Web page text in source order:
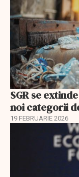
SGR se
noi categorii
19 FEBRUARIE 2026